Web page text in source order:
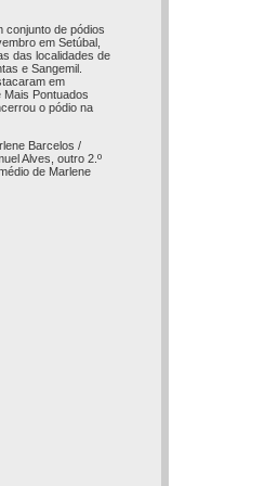
conjunto de pódios
em Setúbal,
das localidades de
e Sangemil.
em
Pontuados
o pódio na
Barcelos /
Alves, outro 2.º
de Marlene